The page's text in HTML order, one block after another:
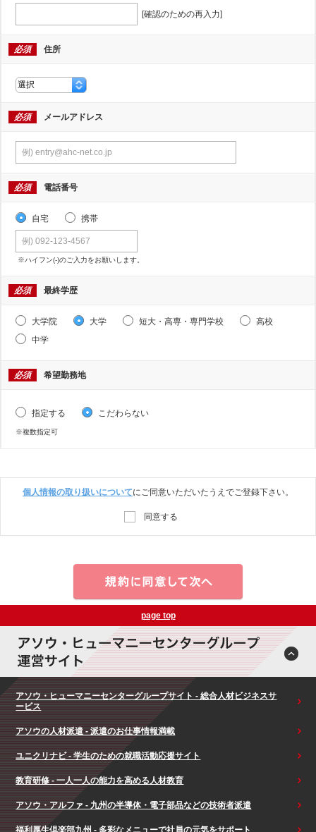
[確認のための再入力]
必須 住所
必須 メールアドレス
必須 電話番号
自宅 携帯
※ハイフン(-)のご入力をお願いします。
必須 最終学歴
大学院 大学 短大・高専・専門学校
高校
中学
必須 希望勤務地
指定する こだわらない
※複数指定可
個人情報の取り扱いについてにご同意いただいたうえでご登録下さい。
同意する
page top
アソウ・ヒューマニーセンターグループサイト - 総合人材ビジネスサ
ービス
アソウの人材派遣 - 派遣のお仕事情報満載
ユニクリナビ - 学生のための就職活動応援サイト
教育研修 - 一人一人の能力を高める人材教育
アソウ・アルファ - 九州の半導体・電子部品などの技術者派遣
福利厚生倶楽部九州 - 多彩なメニューで社員の元気をサポート